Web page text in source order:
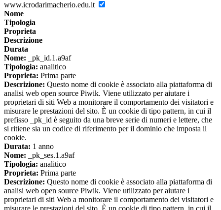
www.icrodarimacherio.edu.it
Nome
Tipologia
Proprieta
Descrizione
Durata
Nome: _pk_id.1.a9af
Tipologia: analitico
Proprieta: Prima parte
Descrizione: Questo nome di cookie è associato alla piattaforma di
analisi web open source Piwik. Viene utilizzato per aiutare i
proprietari di siti Web a monitorare il comportamento dei visitatori e
misurare le prestazioni del sito. È un cookie di tipo pattern, in cui il
prefisso _pk_id è seguito da una breve serie di numeri e lettere, che
si ritiene sia un codice di riferimento per il dominio che imposta il
cookie.
Durata: 1 anno
Nome: _pk_ses.1.a9af
Tipologia: analitico
Proprieta: Prima parte
Descrizione: Questo nome di cookie è associato alla piattaforma di
analisi web open source Piwik. Viene utilizzato per aiutare i
proprietari di siti Web a monitorare il comportamento dei visitatori e